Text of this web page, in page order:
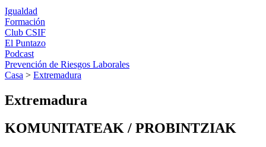
Igualdad
Formación
Club CSIF
El Puntazo
Podcast
Prevención de Riesgos Laborales
Casa > Extremadura
Extremadura
KOMUNITATEAK / PROBINTZIAK